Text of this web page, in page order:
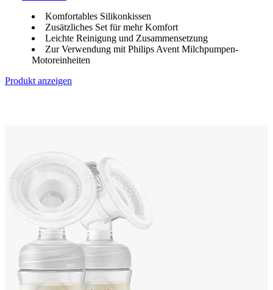
Komfortables Silikonkissen
Zusätzliches Set für mehr Komfort
Leichte Reinigung und Zusammensetzung
Zur Verwendung mit Philips Avent Milchpumpen-
Motoreinheiten
Produkt anzeigen